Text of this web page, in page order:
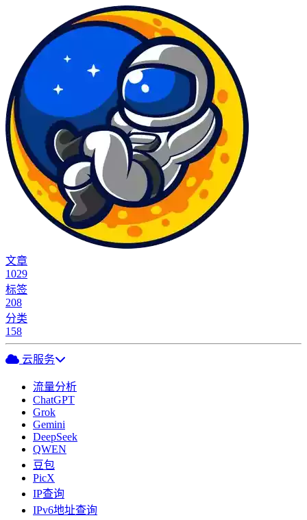
文章
1029
标签
208
分类
158
云服务
流量分析
ChatGPT
Grok
Gemini
DeepSeek
QWEN
豆包
PicX
IP查询
IPv6地址查询